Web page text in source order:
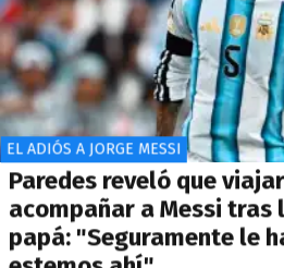
EL ADIÓS A JORGE MESSI
Paredes reveló que
acompañar a Messi tras
papá: "Seguramente le